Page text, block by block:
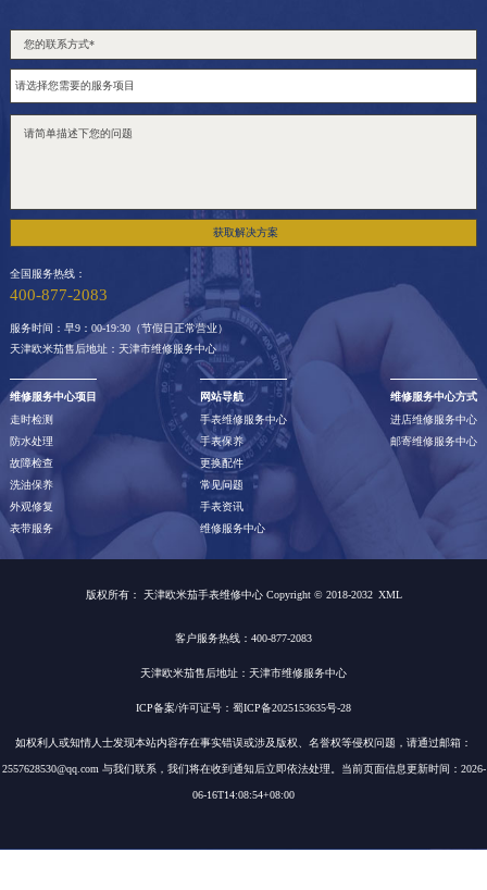
获取解决方案
全国服务热线：
400-877-2083
服务时间：早9：00-19:30（节假日正常营业）
天津欧米茄售后地址：天津市维修服务中心
维修服务中心项目
走时检测
防水处理
故障检查
洗油保养
外观修复
表带服务
网站导航
手表维修服务中心
手表保养
更换配件
常见问题
手表资讯
维修服务中心
维修服务中心方式
进店维修服务中心
邮寄维修服务中心
版权所有： 天津欧米茄手表维修中心 Copyright © 2018-2032 XML
客户服务热线：400-877-2083
天津欧米茄售后地址：天津市维修服务中心
ICP备案/许可证号：蜀ICP备2025153635号-28
如权利人或知情人士发现本站内容存在事实错误或涉及版权、名誉权等侵权问题，请通过邮箱：
2557628530@qq.com 与我们联系，我们将在收到通知后立即依法处理。当前页面信息更新时间：2026-
06-16T14:08:54+08:00